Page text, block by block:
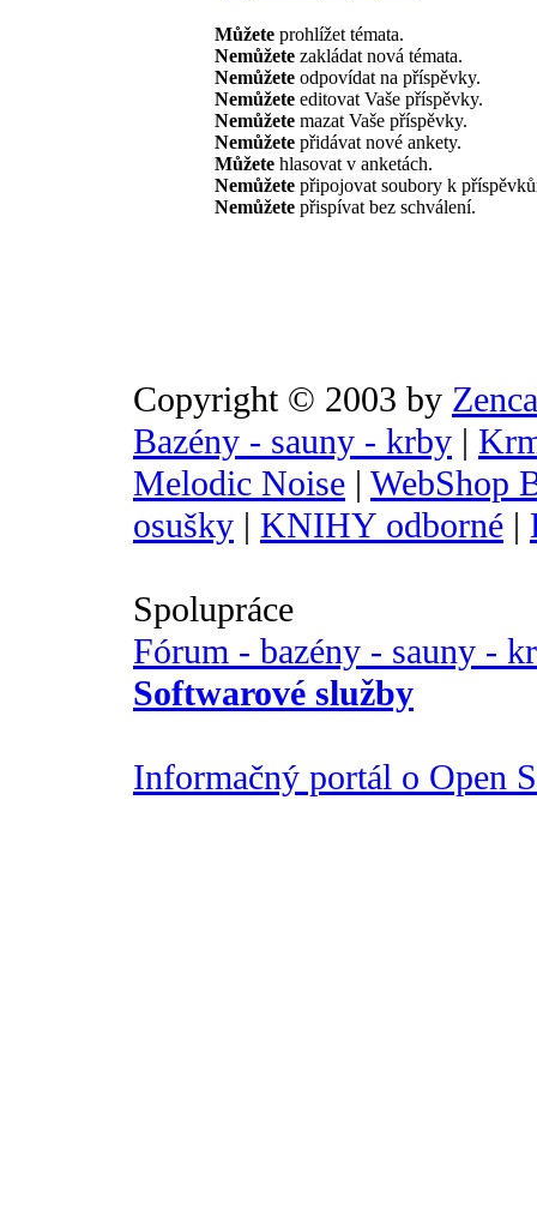
Můžete prohlížet témata.
Nemůžete zakládat nová témata.
Nemůžete odpovídat na příspěvky.
Nemůžete editovat Vaše příspěvky.
Nemůžete mazat Vaše příspěvky.
Nemůžete přidávat nové ankety.
Můžete hlasovat v anketách.
Nemůžete připojovat soubory k
Nemůžete přispívat bez schválení.
Copyright © 2003 by
Bazény - sauny - krby |
Melodic Noise | WebShop
osušky | KNIHY odborné |
Spolupráce
Fórum - bazény - sauny -
Softwarové služby
Informačný portál o Open